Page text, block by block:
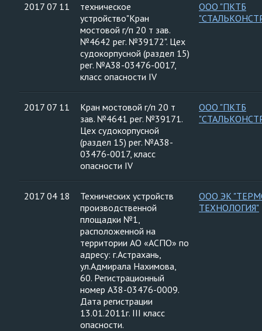
2017 07 11
техническое
устройство"Кран
мостовой г/п 20 т зав.
№4642 рег. №39172". Цех
судокорпусной (раздел 15)
рег. №А38-03476-0017,
класс опасности IV
ООО "ПКТБ
2017 07 11
Кран мостовой г/п 20 т
зав. №4641 рег. №39171.
Цех судокорпусной
(раздел 15) рег. №А38-
03476-0017, класс
опасности IV
ООО "ПКТБ
2017 04 18
Технических устройств
производственной
площадки №1,
расположенной на
территории АО «АСПО» по
адресу: г.Астрахань,
ул.Адмирала Нахимова,
60. Регистрационный
номер А38-03476-0009.
Дата регистрации
13.01.2011г. III класс
опасности.
ООО ЭК
ТЕХНОЛОГИЯ"